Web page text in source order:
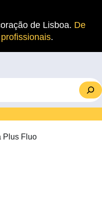
de Lisboa. De
.
Plus Fluo